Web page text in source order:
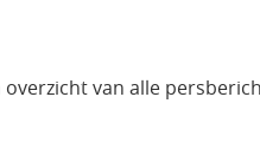
overzicht van alle